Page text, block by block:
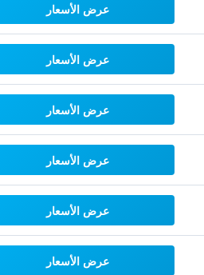
عرض الأسعار
عرض الأسعار
عرض الأسعار
عرض الأسعار
عرض الأسعار
عرض الأسعار